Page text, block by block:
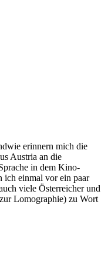
erinnern mich die
Austria an die
in dem Kino-
ich einmal vor ein paar
viele Österreicher und
Lomographie) zu Wort